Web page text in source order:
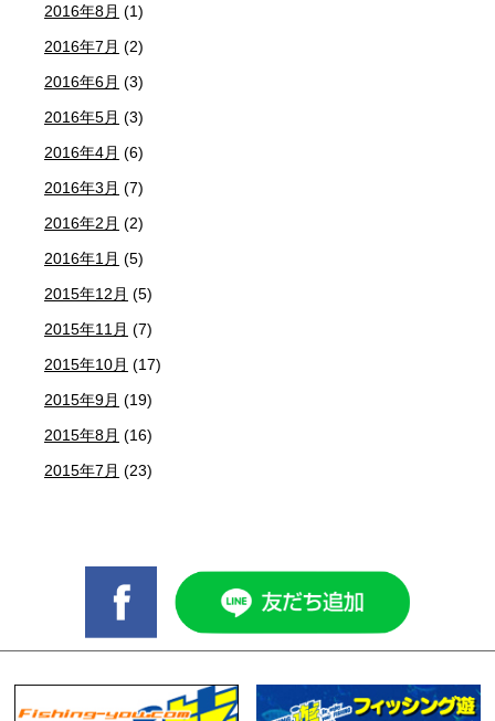
2016年8月 (1)
2016年7月 (2)
2016年6月 (3)
2016年5月 (3)
2016年4月 (6)
2016年3月 (7)
2016年2月 (2)
2016年1月 (5)
2015年12月 (5)
2015年11月 (7)
2015年10月 (17)
2015年9月 (19)
2015年8月 (16)
2015年7月 (23)